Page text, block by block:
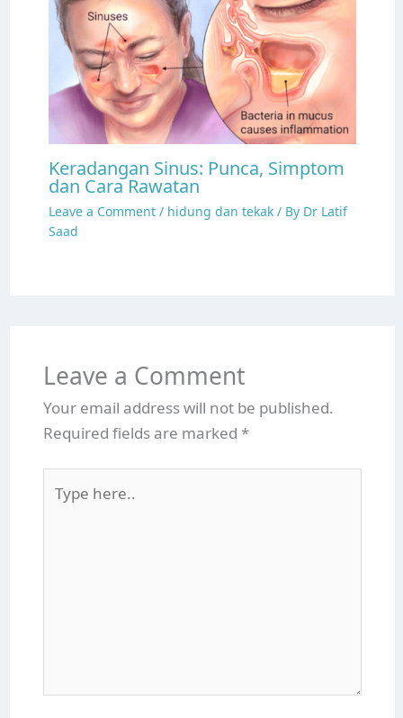
Keradangan Sinus: Punca, Simptom
dan Cara Rawatan
Leave a Comment / hidung dan tekak/ By Dr Latif
Saad
Leave a Comment
Your email address will not be published.
Required fields are marked *
here..